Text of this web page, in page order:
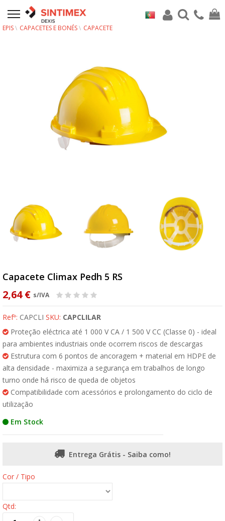
EPIS CAPACETES E BONÉS CAPACETE
Capacete Climax Pedh 5 RS
2,64 € s/IVA
Refª: CAPCLI SKU: CAPCLILAR
Proteção eléctrica até 1 000 V CA / 1 500 V CC (Classe 0) - ideal
para ambientes industriais onde ocorrem riscos de descargas
Estrutura com 6 pontos de ancoragem + material em HDPE de
alta densidade - maximiza a segurança em trabalhos de longo
turno onde há risco de queda de objetos
Compatibilidade com acessórios e prolongamento do ciclo de
utilização
Em Stock
Entrega Grátis - Saiba como!
Cor / Tipo
Qtd: